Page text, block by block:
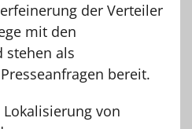
der Verteiler
mit den
stehen als
bereit.
von